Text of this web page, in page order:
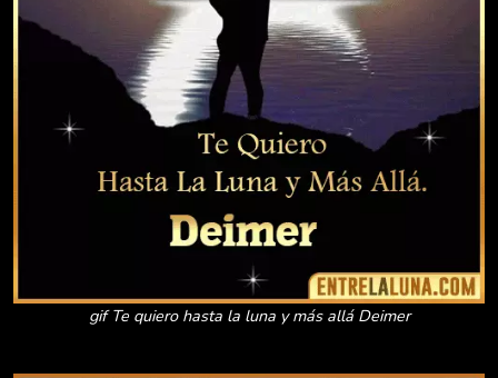
gif Te quiero hasta la luna y más allá Deimer